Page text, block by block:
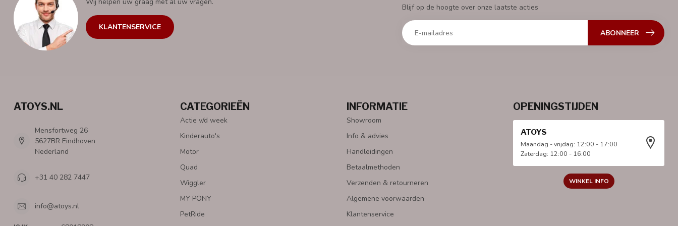
KLANTENSERVICE
Blijf op de hoogte over onze laatste acties
ABONNEER
ATOYS.NL
Mensfortweg 26
5627BR Eindhoven
Nederland
+31 40 282 7447
info@atoys.nl
CATEGORIEËN
Actie v/d week
Kinderauto's
Motor
Quad
Wiggler
MY PONY
PetRide
INFORMATIE
Showroom
Info & advies
Handleidingen
Betaalmethoden
Verzenden & retourneren
Algemene voorwaarden
Klantenservice
OPENINGSTIJDEN
ATOYS
Maandag - vrijdag: 12:00 - 17:00
Zaterdag: 12:00 - 16:00
WINKEL INFO